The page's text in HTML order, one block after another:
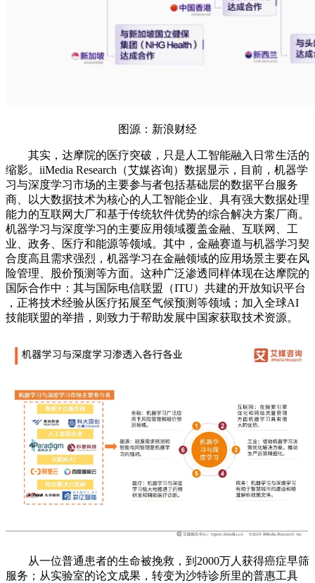
图源：新浪财经
其实，达摩院的医疗突破，只是人工智能融入日常生活的
缩影。iiMedia Research（艾媒咨询）数据显示，目前，机器学
习与深度学习市场的主要参与者包括基础层的数据平台服务
商、以大数据技术为核心的人工智能企业、具有强大数据处理
能力的互联网大厂和基于传统软件优势的综合解决方案厂商。
机器学习与深度学习的主要应用领域覆盖金融、互联网、工
业、政务、医疗和能源等领域。其中，金融赛道与机器学习契
合度高且需求强烈，机器学习在金融领域的应用场景主要在风
险管理、股价预测等方面。这种广泛渗透同样体现在达摩院的
国际合作中：其与国际电信联盟（ITU）共建的​​开放知识平台​​
，正将技术经验从医疗拓展至气候预测等领域；加入全球​​AI
技能联盟​​的举措，则致力于帮助发展中国家获取技术资源。
从一位普通患者的生命被挽救，到2000万人获得癌症早筛
服务；从实验室的论文成果，转变为沙特诊所里的普惠工具